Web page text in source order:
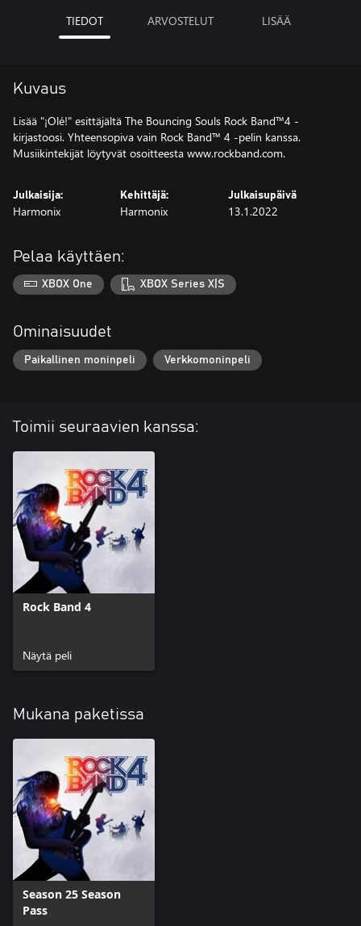
TIEDOT ARVOSTELUT LISÄÄ
Kuvaus
Lisää "¡Olé!" esittäjältä The Bouncing Souls Rock Band™4 -
kirjastoosi. Yhteensopiva vain Rock Band™ 4 -pelin kanssa.
Musiikintekijät löytyvät osoitteesta www.rockband.com.
Julkaisija:
Harmonix
Kehittäjä:
Harmonix
Julkaisupäivä
13.1.2022
Pelaa käyttäen:
XBOX One XBOX Series X|S
Ominaisuudet
Paikallinen moninpeli Verkkomoninpeli
Toimii seuraavien kanssa:
Rock Band 4
Näytä peli
Mukana paketissa
Season 25 Season
Pass